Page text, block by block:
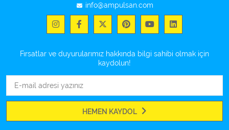
info@ampulsan.com
Fırsatlar ve duyurularımız hakkında bilgi sahibi olmak için
kaydolun!
HEMEN KAYDOL